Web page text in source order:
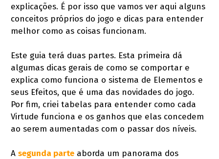
explicações. É por isso que vamos ver aqui alguns
conceitos próprios do jogo e dicas para entender
melhor como as coisas funcionam.
Este guia terá duas partes. Esta primeira dá
algumas dicas gerais de como se comportar e
explica como funciona o sistema de Elementos e
seus Efeitos, que é uma das novidades do jogo.
Por fim, criei tabelas para entender como cada
Virtude funciona e os ganhos que elas concedem
ao serem aumentadas com o passar dos níveis.
Asegunda parte aborda um panorama dos